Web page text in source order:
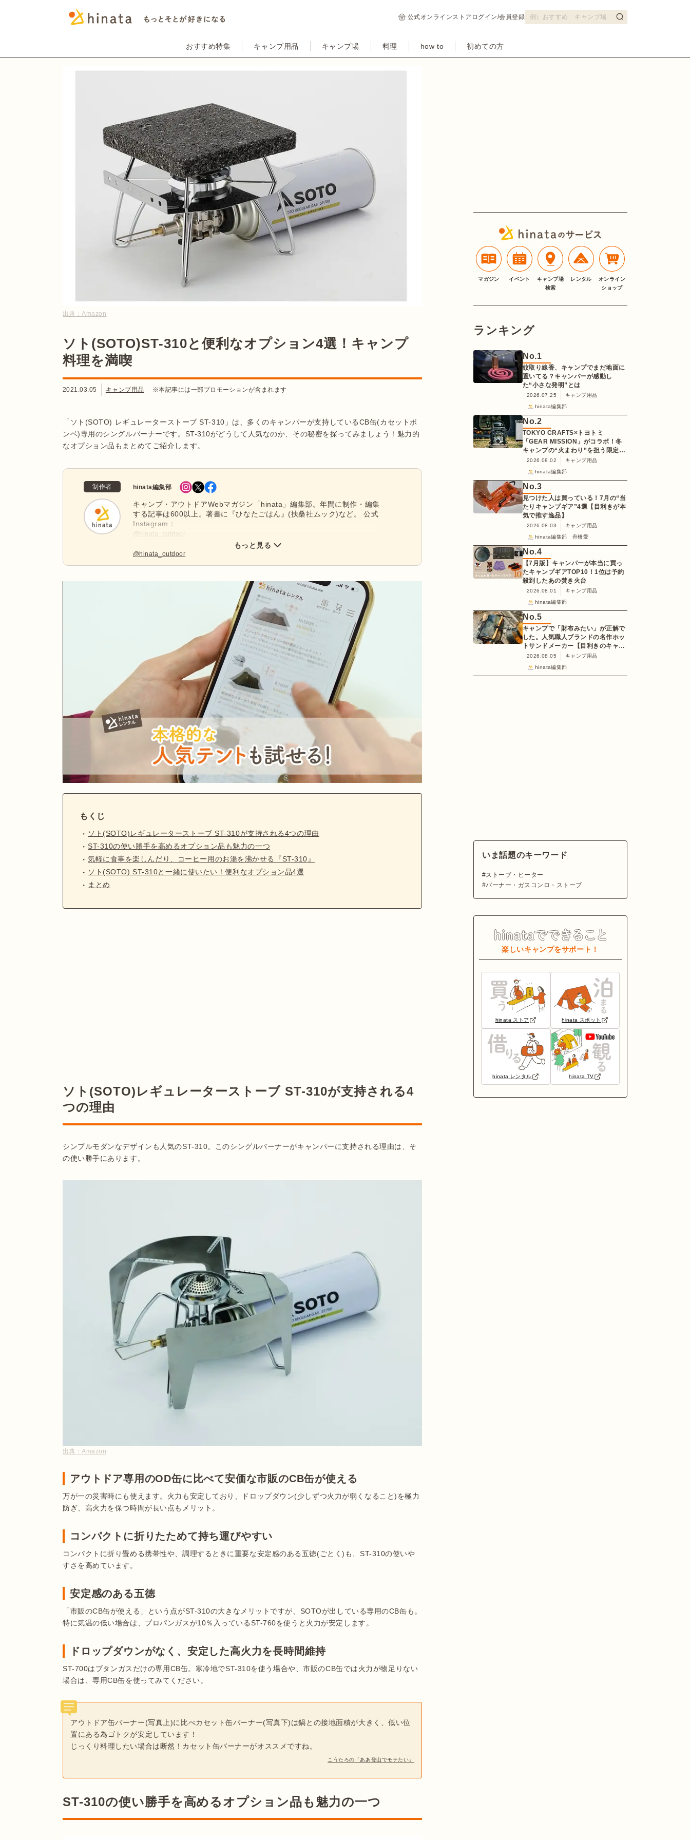
公式オンラインストア ログイン/会員登録
おすすめ特集 キャンプ用品 キャンプ場 料理 how to 初めての方
出典：Amazon
ソト(SOTO)ST-310と便利なオプション4選！キャンプ
料理を満喫
2021.03.05 キャンプ用品 ※本記事には一部プロモーションが含まれます
「ソト(SOTO) レギュレーターストーブ ST-310」は、多くのキャンパーが支持しているCB缶(カセットボ
ンベ)専用のシングルバーナーです。ST-310がどうして人気なのか、その秘密を探ってみましょう！魅力的
なオプション品もまとめてご紹介します。
制作者 hinata編集部
キャンプ・アウトドアWebマガジン「hinata」編集部。年間に制作・編集
する記事は600以上。著書に『ひなたごはん』(扶桑社ムック)など。 公式
Instagram：
@hinata_outdoor
@hinata_outdoor
もっと見る
もくじ
ソト(SOTO)レギュレーターストーブ ST-310が支持される4つの理由
ST-310の使い勝手を高めるオプション品も魅力の一つ
気軽に食事を楽しんだり、コーヒー用のお湯を沸かせる『ST-310』
ソト(SOTO) ST-310と一緒に使いたい！便利なオプション品4選
まとめ
ソト(SOTO)レギュレーターストーブ ST-310が支持される4
つの理由
シンプルモダンなデザインも人気のST-310。このシングルバーナーがキャンパーに支持される理由は、そ
の使い勝手にあります。
出典：Amazon
アウトドア専用のOD缶に比べて安価な市販のCB缶が使える
万が一の災害時にも使えます。火力も安定しており、ドロップダウン(少しずつ火力が弱くなること)を極力
防ぎ、高火力を保つ時間が長い点もメリット。
コンパクトに折りたためて持ち運びやすい
コンパクトに折り畳める携帯性や、調理するときに重要な安定感のある五徳(ごとく)も、ST-310の使いや
すさを高めています。
安定感のある五徳
「市販のCB缶が使える」という点がST-310の大きなメリットですが、SOTOが出している専用のCB缶も。
特に気温の低い場合は、プロパンガスが10％入っているST-760を使うと火力が安定します。
ドロップダウンがなく、安定した高火力を長時間維持
ST-700はブタンガスだけの専用CB缶。寒冷地でST-310を使う場合や、市販のCB缶では火力が物足りない
場合は、専用CB缶を使ってみてください。
アウトドア缶バーナー(写真上)に比べカセット缶バーナー(写真下)は鍋との接地面積が大きく、低い位
置にある為ゴトクが安定しています！
じっくり料理したい場合は断然！カセット缶バーナーがオススメですね。
こうたろの「ああ登山でモテたい」
ST-310の使い勝手を高めるオプション品も魅力の一つ
マガジン イベント
キャンプ場
検索
レンタル
オンライン
ショップ
ランキング
No.1
蚊取り線香、キャンプでまだ地面に
置いてる？キャンパーが感動し
た“小さな発明”とは
2026.07.25
キャンプ用品
hinata編集部
No.2
TOKYO CRAFTS×トヨトミ
「GEAR MISSION」がコラボ！冬
キャンプの“火まわり”を担う限定
K3クッキングストーブが登場
2026.08.02
キャンプ用品
hinata編集部
No.3
見つけた人は買っている！7月の“当
たりキャンプギア”4選【目利きが本
気で推す逸品】
2026.08.03
キャンプ用品
hinata編集部 舟橋愛
No.4
【7月版】キャンパーが本当に買っ
たキャンプギアTOP10！1位は予約
殺到したあの焚き火台
2026.08.01
キャンプ用品
hinata編集部
No.5
キャンプで「財布みたい」が正解で
した。人気職人ブランドの名作ホッ
トサンドメーカー【目利きのキャン
プギア】
2026.08.05
キャンプ用品
hinata編集部
いま話題のキーワード
ストーブ・ヒーター
バーナー・ガスコンロ・ストーブ
楽しいキャンプをサポート！
hinata ストア hinata スポット
hinata レンタル hinata TV